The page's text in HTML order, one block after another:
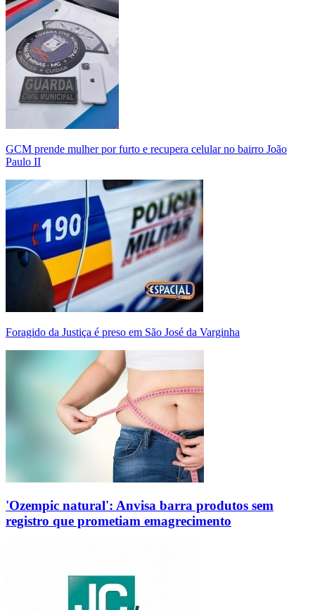
GCM prende mulher por furto e recupera celular no bairro João
Paulo II
Foragido da Justiça é preso em São José da Varginha
'Ozempic natural': Anvisa barra produtos sem
registro que prometiam emagrecimento